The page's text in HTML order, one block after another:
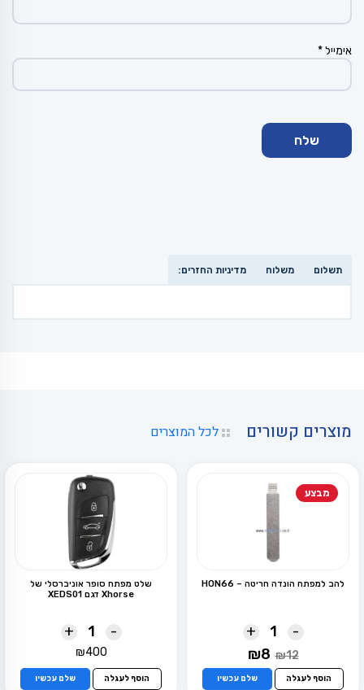
אימייל*
תשלום משלוח מדיניות החזרים:
מוצרים קשורים לכל המוצרים
מבצע
להב למפתח הונדה חריטה – HON66
-
+
₪12
המחיר
היה:
₪8
הוא:
הוסף לעגלה שלם עכשיו
שלט מפתח סופר אוניברסלי של
Xhorse דגם XEDS01
-
+
₪400
הוסף לעגלה שלם עכשיו